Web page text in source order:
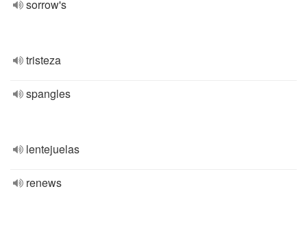
sorrow's
tristeza
spangles
lentejuelas
renews